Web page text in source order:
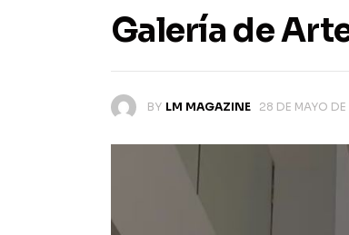
Galería de
BY LM MAGAZINE 28 DE MAYO